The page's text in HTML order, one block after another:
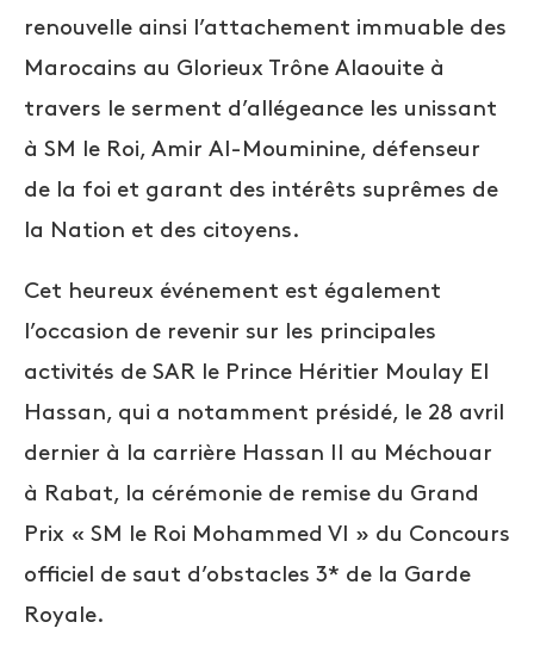
renouvelle ainsi l’attachement immuable des
Marocains au Glorieux Trône Alaouite à
travers le serment d’allégeance les unissant
à SM le Roi, Amir Al-Mouminine, défenseur
de la foi et garant des intérêts suprêmes de
la Nation et des citoyens.
Cet heureux événement est également
l’occasion de revenir sur les principales
activités de SAR le Prince Héritier Moulay El
Hassan, qui a notamment présidé, le 28 avril
dernier à la carrière Hassan II au Méchouar
à Rabat, la cérémonie de remise du Grand
Prix « SM le Roi Mohammed VI » du Concours
officiel de saut d’obstacles 3* de la Garde
Royale.